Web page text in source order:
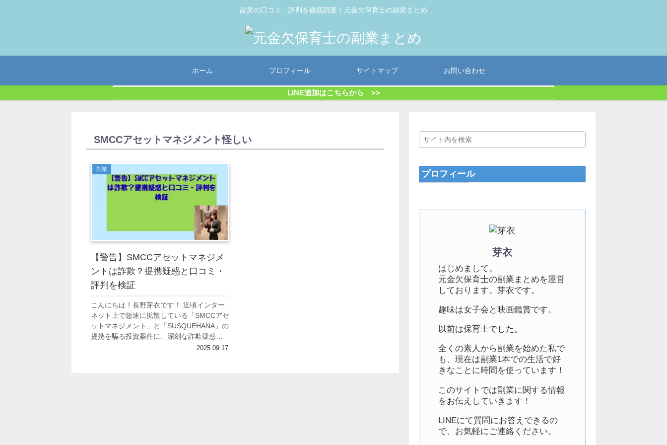
副業の口コミ、評判を徹底調査｜元金欠保育士の副業まとめ
ホーム プロフィール サイトマップ お問い合わせ
LINE追加はこちらから >>
SMCCアセットマネジメント怪しい
副業
【警告】SMCCアセットマネジメ
ントは詐欺？提携疑惑と口コミ・
評判を検証
こんにちは！長野芽衣です！ 近頃インター
ネット上で急速に拡散している「SMCCアセ
ットマネジメント」と「SUSQUEHANA」の
提携を騙る投資案件に、深刻な詐欺疑惑が
浮上しています。 この手口は実在する企業
2025.09.17
プロフィール
芽衣
はじめまして。
元金欠保育士の副業まとめを運営
しております。芽衣です。
趣味は女子会と映画鑑賞です。
以前は保育士でした。
全くの素人から副業を始めた私で
も、現在は副業1本での生活で好
きなことに時間を使っています！
このサイトでは副業に関する情報
をお伝えしていきます！
LINEにて質問にお答えできるの
で、お気軽にご連絡ください。